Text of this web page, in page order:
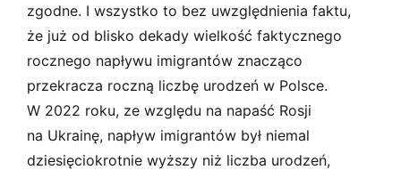
zgodne. I wszystko to bez uwzględnienia faktu,
że już od blisko dekady wielkość faktycznego
rocznego napływu imigrantów znacząco
przekracza roczną liczbę urodzeń w Polsce.
W 2022 roku, ze względu na napaść Rosji
na Ukrainę, napływ imigrantów był niemal
dziesięciokrotnie wyższy niż liczba urodzeń,